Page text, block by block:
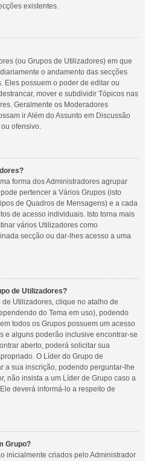
existentes.
(ou Grupos de Utilizadores) em que
o andamento das secções
Eles possuem o poder de editar ou
mover e subdividir Tópicos nas
Geralmente os Moderadores
ir Além do Assunto em Discussão
ofensivo.
forma dos Administradores agrupar
pertencer a Vários Grupos (isto
de Quadros de Mensagens) e a cada
de acesso individuais. Isto torna mais
vários Utilizadores como
secção ou dar-lhes acesso a uma
de Utilizadores?
Utilizadores, clique no atalho de
do Tema em uso), podendo
todos os Grupos possuem um acesso
e alguns poderão inclusive encontrar-se
aberto, poderá solicitar sua
O Líder do Grupo de
a sua inscrição, podendo perguntar-lhe
não insista a um Líder de Grupo caso a
deverá informá-lo a respeito de
Grupo?
inicialmente criados pelo Administrador